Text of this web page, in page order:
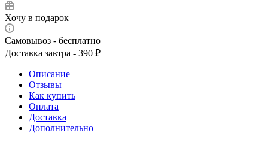
Хочу в подарок
Самовывоз - бесплатно
Доставка завтра - 390 ₽
Описание
Отзывы
Как купить
Оплата
Доставка
Дополнительно